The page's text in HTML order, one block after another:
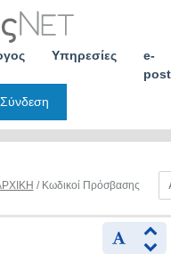
Υπηρεσίες
e-
Σύνδεση
/ Κωδικοί Πρόσβασης